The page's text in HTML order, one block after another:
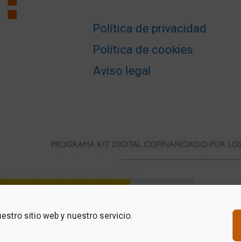
sitio web y nuestro servicio.
Política de privacidad
Política de cookies
Aviso legal